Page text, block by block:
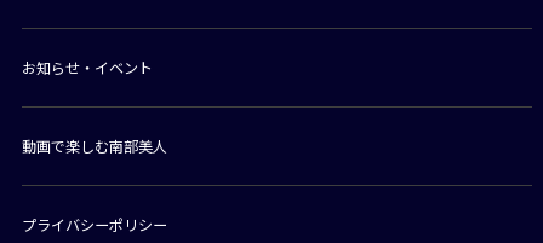
お知らせ・イベント
動画で楽しむ南部美人
プライバシーポリシー